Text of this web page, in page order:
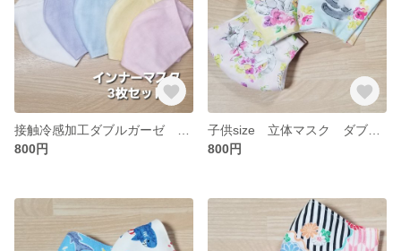
800円
800円